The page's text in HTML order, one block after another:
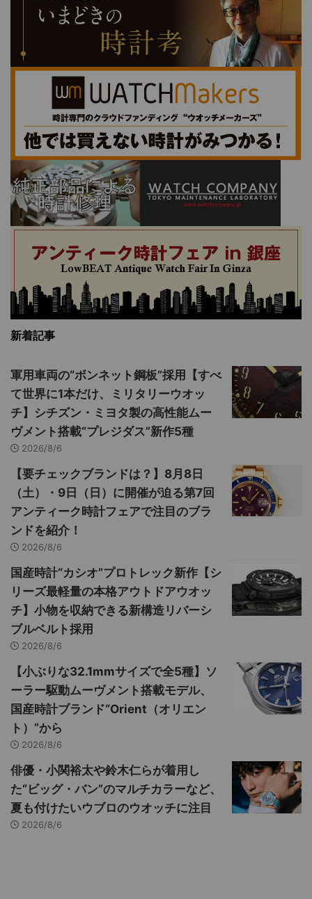
新着記事
軍用車両の“ボンネット鋼板”採用【すべ
て世界に1本だけ、ミリタリーウオッ
チ】シチズン・ミヨタ製の高性能ムー
ヴメント搭載“プレジダス”新作5種
2026/8/6
【要チェックブランドは？】8月8日
（土）・9日（日）に開催が迫る第7回
アンティーク時計フェアで注目のブラ
ンドを紹介！
2026/8/6
国産時計“カシオ”プロトレック新作【シ
リーズ最軽量の本格アウトドアウオッ
チ】小物を収納できる新構造リバーシ
ブルベルト採用
2026/8/6
【小ぶりな32.1mmサイズで全5種】ソ
ーラー駆動ムーヴメント搭載モデル、
国産時計ブランド“Orient（オリエン
ト）”から
2026/8/6
俳優・小関裕太や鈴木仁らが着用し
た“ビッグ・バン”のマルチカラーなど、
夏も付けたいウブロのウオッチに注目
2026/8/6